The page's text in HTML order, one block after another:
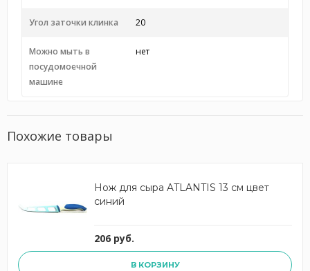
Угол заточки клинка 20
Можно мыть в
посудомоечной
машине
нет
Похожие товары
Нож для сыра ATLANTIS 13 см цвет
синий
206 руб.
В КОРЗИНУ